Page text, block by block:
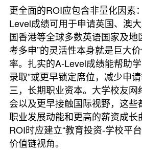
更全面的ROI应包含非量化因素
Level成绩可用于申请英国、澳
国香港等全球多数英语国家及地
考多申”的灵活性本身就是巨大
率。扎实的A-Level成绩能帮助
录取”或更早锁定席位，减少申
三，长期职业资本。大学校友
会以及更早接触国际视野，这些
职业发展动能和更高的薪资成长
ROI时应建立“教育投资-学校平
价值链视角。